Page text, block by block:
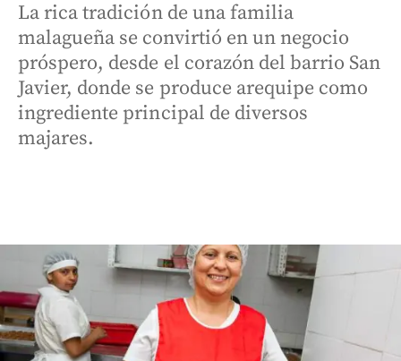
La rica tradición de una familia
malagueña se convirtió en un negocio
próspero, desde el corazón del barrio San
Javier, donde se produce arequipe como
ingrediente principal de diversos
majares.